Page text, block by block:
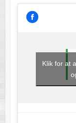
Klik for at